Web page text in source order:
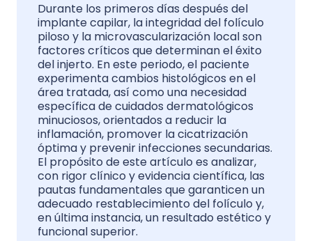
Durante los primeros días después del
implante capilar, la integridad del folículo
piloso y la microvascularización local son
factores críticos que determinan el éxito
del injerto. En este periodo, el paciente
experimenta cambios histológicos en el
área tratada, así como una necesidad
específica de cuidados dermatológicos
minuciosos, orientados a reducir la
inflamación, promover la cicatrización
óptima y prevenir infecciones secundarias.
El propósito de este artículo es analizar,
con rigor clínico y evidencia científica, las
pautas fundamentales que garanticen un
adecuado restablecimiento del folículo y,
en última instancia, un resultado estético y
funcional superior.